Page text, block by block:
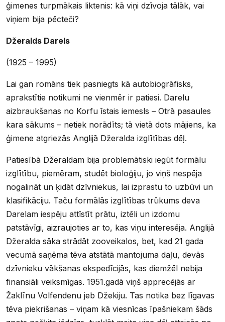
ģimenes turpmākais liktenis: kā viņi dzīvoja tālāk, vai
viņiem bija pēcteči?
Džeralds Darels
(1925 – 1995)
Lai gan romāns tiek pasniegts kā autobiogrāfisks,
aprakstītie notikumi ne vienmēr ir patiesi. Darelu
aizbraukšanas no Korfu īstais iemesls – Otrā pasaules
kara sākums – netiek norādīts; tā vietā dots mājiens, ka
ģimene atgriezās Anglijā Džeralda izglītības dēļ.
Patiesībā Džeraldam bija problemātiski iegūt formālu
izglītību, piemēram, studēt bioloģiju, jo viņš nespēja
nogalināt un ķidāt dzīvniekus, lai izprastu to uzbūvi un
klasifikāciju. Taču formālās izglītības trūkums deva
Darelam iespēju attīstīt prātu, iztēli un izdomu
patstāvīgi, aizraujoties ar to, kas viņu interesēja. Anglijā
Džeralda sāka strādāt zooveikalos, bet, kad 21 gada
vecumā saņēma tēva atstātā mantojuma daļu, devās
dzīvnieku vākšanas ekspedīcijās, kas diemžēl nebija
finansiāli veiksmīgas. 1951.gadā viņš apprecējās ar
Žaklīnu Volfendenu jeb Džekiju. Tas notika bez līgavas
tēva piekrišanas – viņam kā viesnīcas īpašniekam šāds